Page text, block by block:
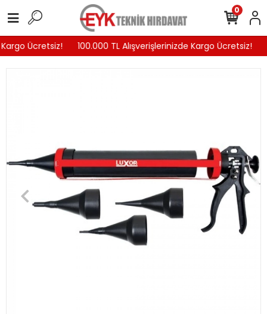
Ücretsiz! 100.000 TL Alışverişlerinizde Kargo Ücretsiz!
0